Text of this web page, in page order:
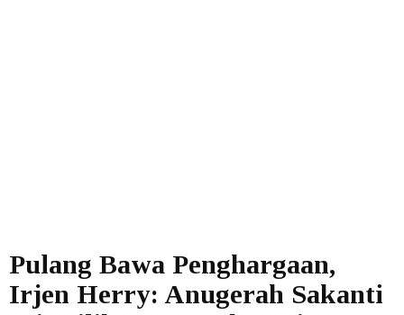
Pulang Bawa Penghargaan,
Irjen Herry: Anugerah Sakanti